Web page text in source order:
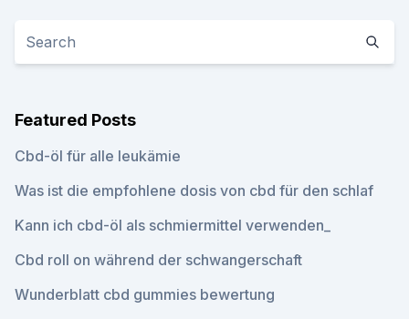
Featured Posts
Cbd-öl für alle leukämie
Was ist die empfohlene dosis von cbd für den schlaf
Kann ich cbd-öl als schmiermittel verwenden_
Cbd roll on während der schwangerschaft
Wunderblatt cbd gummies bewertung